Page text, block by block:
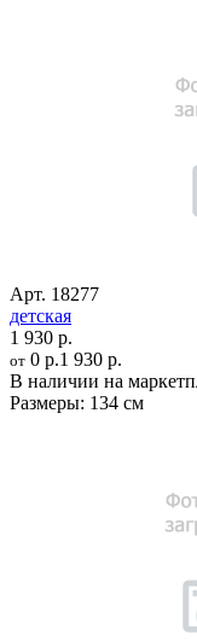
Арт. 18277
детская
1 930 р.
от 0 р.1 930 р.
В наличии на
Размеры: 134 см